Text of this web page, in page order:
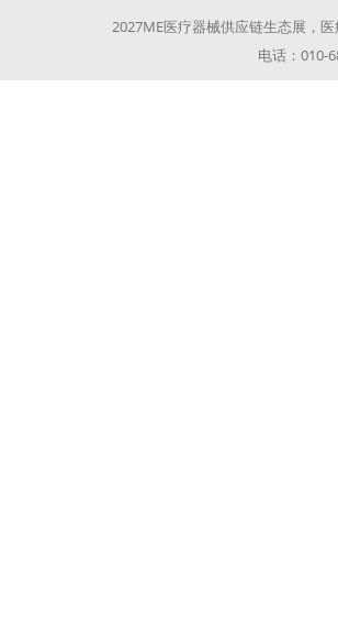
2027ME医疗器械供应链生态展，
电话：